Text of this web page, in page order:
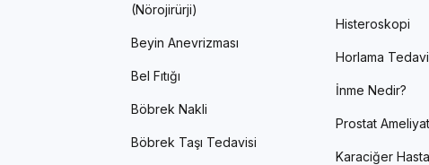
(Nörojirürji)
Beyin Anevrizması
Bel Fıtığı
Böbrek Nakli
Böbrek Taşı Tedavisi
Histeroskopi
Horlama
İnme Nedir?
Prostat
Karaciğer